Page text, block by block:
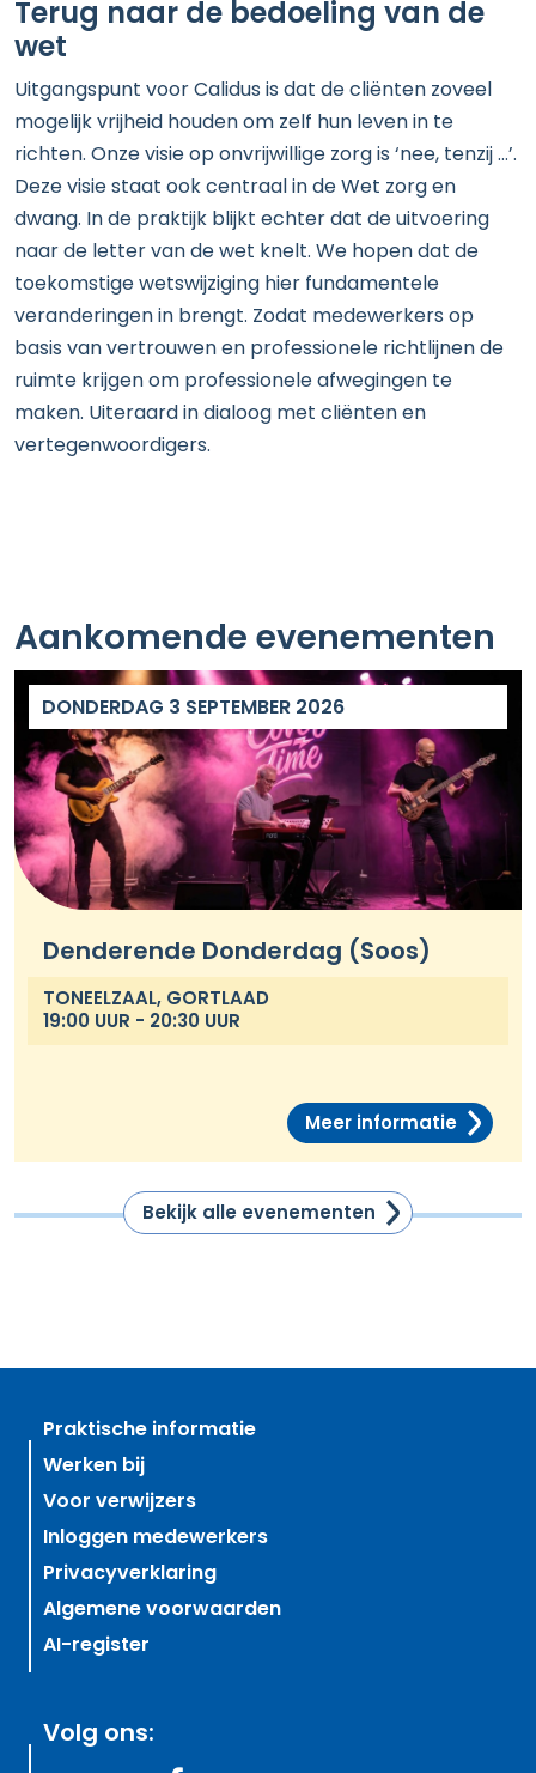
Terug naar de bedoeling van de
wet
Uitgangspunt voor Calidus is dat de cliënten zoveel
mogelijk vrijheid houden om zelf hun leven in te
richten. Onze visie op onvrijwillige zorg is ‘nee, tenzij …’.
Deze visie staat ook centraal in de Wet zorg en
dwang. In de praktijk blijkt echter dat de uitvoering
naar de letter van de wet knelt. We hopen dat de
toekomstige wetswijziging hier fundamentele
veranderingen in brengt. Zodat medewerkers op
basis van vertrouwen en professionele richtlijnen de
ruimte krijgen om professionele afwegingen te
maken. Uiteraard in dialoog met cliënten en
vertegenwoordigers.
Aankomende evenementen
DONDERDAG 3 SEPTEMBER 2026
Denderende Donderdag (Soos)
TONEELZAAL, GORTLAAD
19:00 UUR - 20:30 UUR
Meer informatie
Bekijk alle evenementen
Praktische informatie
Werken bij
Voor verwijzers
Inloggen medewerkers
Privacyverklaring
Algemene voorwaarden
AI-register
Volg ons: